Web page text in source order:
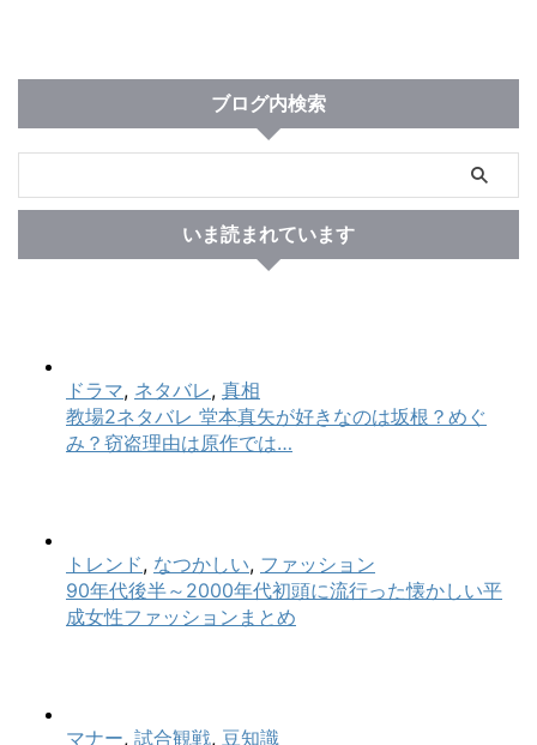
ブログ内検索
いま読まれています